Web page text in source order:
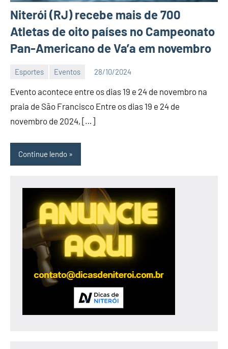
Niterói (RJ) recebe mais de 700
Atletas de oito países no Campeonato
Pan-Americano de Va’a em novembro
Esportes Eventos 28/10/2024
Editor
DN
Evento acontece entre os dias 19 e 24 de novembro na
praia de São Francisco Entre os dias 19 e 24 de
novembro de 2024, […]
Continue lendo